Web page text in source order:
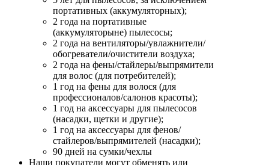
портативных (аккумуляторных);
2 года на портативные
(аккумуляторыне) пылесосы;
2 года на вентиляторы/увлажнители/
обогреватели/очистители воздуха;
2 года на фены/стайлеры/выпрямители
для волос (для потребителей);
1 год на фены для волося (для
профессионалов/салонов красоты);
1 год на аксессуары для пылесосов
(насадки, щетки и другие);
1 год на аксессуары для фенов/
стайлеров/выпрямителей (насадки);
90 дней на сумки/чехлы
Наши покупатели могут обменять или